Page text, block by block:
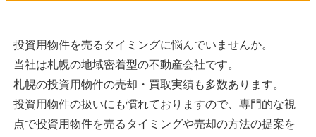
投資用物件を売るタイミングに悩んでいませんか。
当社は札幌の地域密着型の不動産会社です。
札幌の投資用物件の売却・買取実績も多数あります。
投資用物件の扱いにも慣れておりますので、専門的な視
点で投資用物件を売るタイミングや売却の方法の提案を